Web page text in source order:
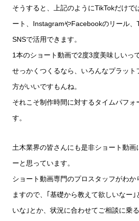
そうすると、上記のようにTikTokだけで
ート、InstagramやFacebookのリール、
SNSで活用できます。
1本のショート動画で2度3度美味しいっ
せっかくつくるなら、いろんなプラット
方がいいですもんね。
それこそ制作時間に対するタイムパフ
す。
土木業界の皆さんにも是非ショート動画
ーと思っています。
ショート動画専門のプロスタッフがわか
ますので、｢基礎から教えて欲しいなー｣
いな｣とか、状況に合わせてご相談に乗